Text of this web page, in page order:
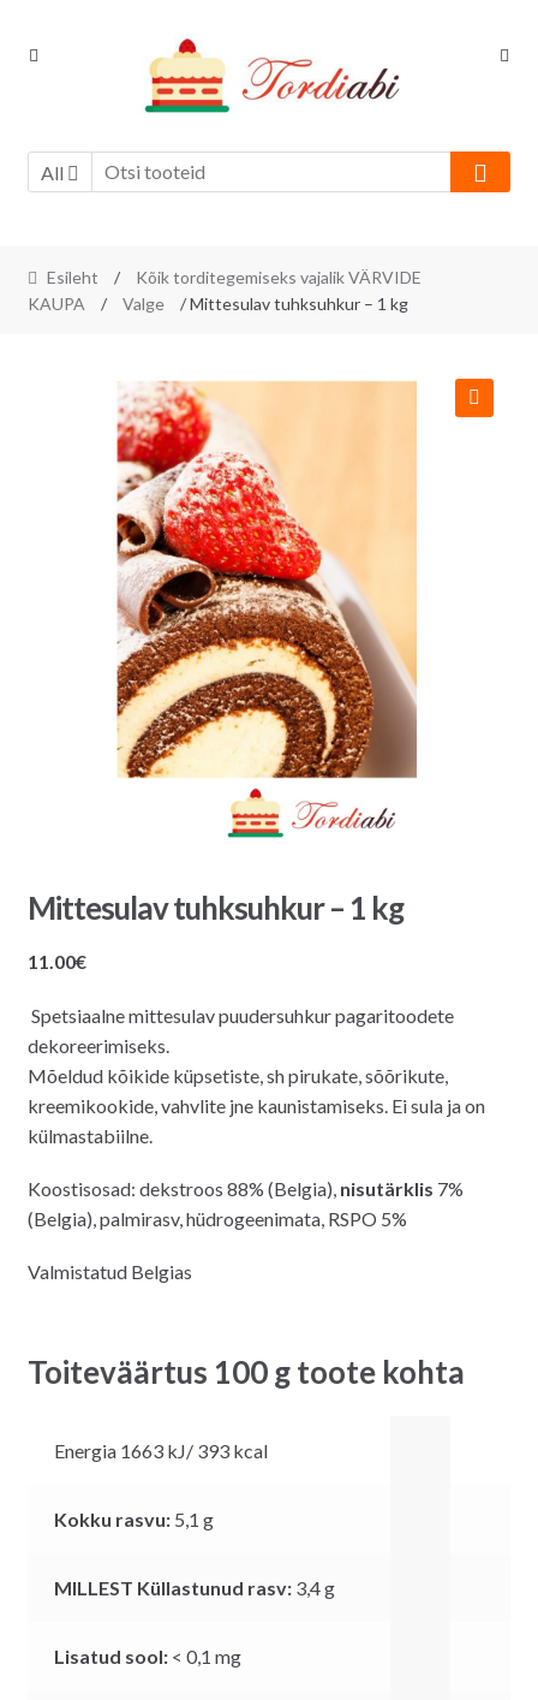
Skip
Skip
All
Esileht /
Kõik torditegemiseks vajalik VÄRVIDE
KAUPA
/ Valge / Mittesulav tuhksuhkur – 1 kg
Mittesulav tuhksuhkur – 1 kg
11.00€
Spetsiaalne mittesulav puudersuhkur pagaritoodete
dekoreerimiseks.
Mõeldud kõikide küpsetiste, sh pirukate, sõõrikute,
kreemikookide, vahvlite jne kaunistamiseks. Ei sula ja on
külmastabiilne.
Koostisosad: dekstroos 88% (Belgia), nisutärklis 7%
(Belgia), palmirasv, hüdrogeenimata, RSPO 5%
Valmistatud Belgias
Toiteväärtus 100 g toote kohta
Energia 1663 kJ/ 393 kcal
Kokku rasvu: 5,1 g
MILLEST Küllastunud rasv: 3,4g
Lisatud sool: < 0,1 mg